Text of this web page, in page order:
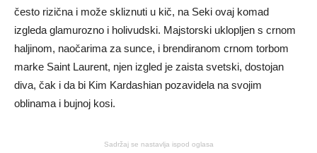
često rizična i može skliznuti u kič, na Seki ovaj komad
izgleda glamurozno i holivudski. Majstorski uklopljen s crnom
haljinom, naočarima za sunce, i brendiranom crnom torbom
marke Saint Laurent, njen izgled je zaista svetski, dostojan
diva, čak i da bi Kim Kardashian pozavidela na svojim
oblinama i bujnoj kosi.
Sadržaj se nastavlja ispod oglasa